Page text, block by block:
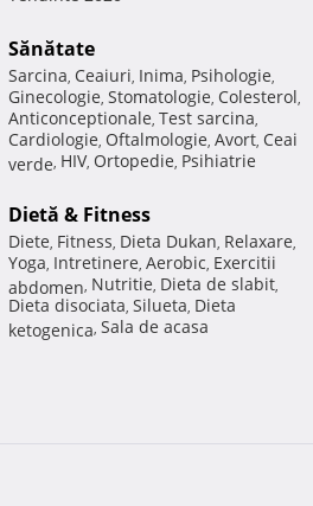
Sănătate
Sarcina, Ceaiuri, Inima, Psihologie,
Ginecologie, Stomatologie, Colesterol,
Anticonceptionale, Test sarcina,
Cardiologie, Oftalmologie, Avort, Ceai
verde, HIV, Ortopedie, Psihiatrie
Dietă & Fitness
Diete, Fitness, Dieta Dukan, Relaxare,
Yoga, Intretinere, Aerobic, Exercitii
abdomen, Nutritie, Dieta de slabit,
Dieta disociata, Silueta, Dieta
ketogenica, Sala de acasa